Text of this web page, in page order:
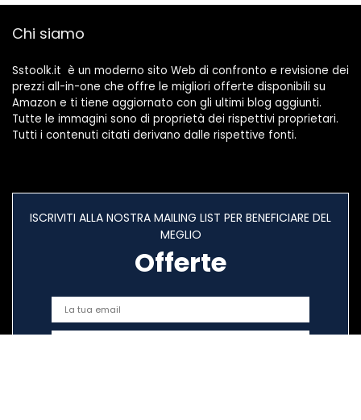
Chi siamo
Sstoolk.it è un moderno sito Web di confronto e revisione dei
prezzi all-in-one che offre le migliori offerte disponibili su
Amazon e ti tiene aggiornato con gli ultimi blog aggiunti.
Tutte le immagini sono di proprietà dei rispettivi proprietari.
Tutti i contenuti citati derivano dalle rispettive fonti.
ISCRIVITI ALLA NOSTRA MAILING LIST PER BENEFICIARE DEL
MEGLIO
Offerte